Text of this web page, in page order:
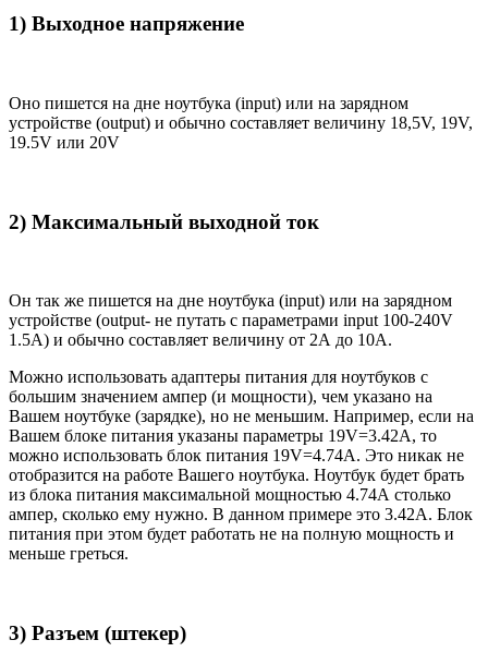
1) Выходное напряжение
Оно пишется на дне ноутбука (input) или на зарядном
устройстве (output) и обычно составляет величину 18,5V, 19V,
19.5V или 20V
2) Максимальный выходной ток
Он так же пишется на дне ноутбука (input) или на зарядном
устройстве (output- не путать с параметрами input 100-240V
1.5A) и обычно составляет величину от 2А до 10A.
Можно использовать адаптеры питания для ноутбуков с
большим значением ампер (и мощности), чем указано на
Вашем ноутбуке (зарядке), но не меньшим. Например, если на
Вашем блоке питания указаны параметры 19V=3.42A, то
можно использовать блок питания 19V=4.74A. Это никак не
отобразится на работе Вашего ноутбука. Ноутбук будет брать
из блока питания максимальной мощностью 4.74А столько
ампер, сколько ему нужно. В данном примере это 3.42А. Блок
питания при этом будет работать не на полную мощность и
меньше греться.
3) Разъем (штекер)